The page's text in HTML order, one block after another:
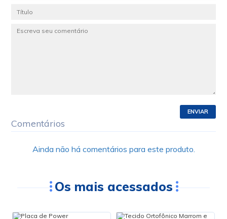
ENVIAR
Comentários
Ainda não há comentários para este produto.
Os mais acessados